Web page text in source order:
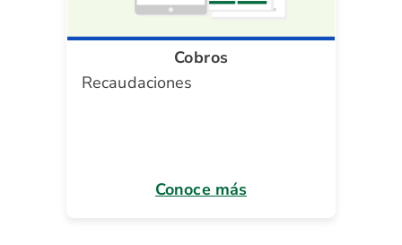
Cobros
Recaudaciones
Conoce más